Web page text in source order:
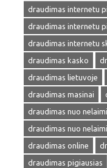
draudimas internetu
draudimas internetu
draudimas internetu
draudimas kasko
draudimas lietuvoje
draudimas masinai
draudimas nuo
draudimas nuo
draudimas online
draudimas pigiausias